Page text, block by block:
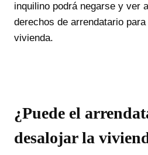
inquilino podrá negarse y ver
derechos de arrendatario
vivienda.
¿Puede el
desalojar la